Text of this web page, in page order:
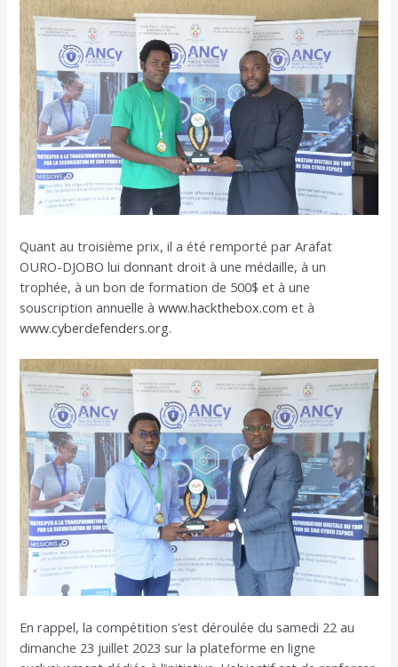
Quant au troisième prix, il a été remporté par Arafat
OURO-DJOBO lui donnant droit à une médaille, à un
trophée, à un bon de formation de 500$ et à une
souscription annuelle àwww.hackthebox.com et à
www.cyberdefenders.org.
En rappel, la compétition s’est déroulée du samedi 22 au
dimanche 23 juillet 2023 sur la plateforme en ligne